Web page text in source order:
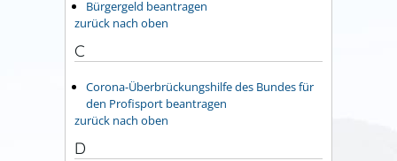
Bürgergeld beantragen
zurück nach oben
C
Corona-Überbrückungshilfe des Bundes für
den Profisport beantragen
zurück nach oben
D